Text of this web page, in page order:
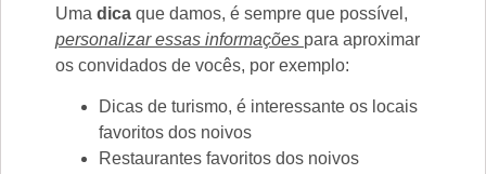
Uma dica que damos, é sempre que possível,
personalizar essas informações para aproximar
os convidados de vocês, por exemplo:
Dicas de turismo, é interessante os locais
favoritos dos noivos
Restaurantes favoritos dos noivos